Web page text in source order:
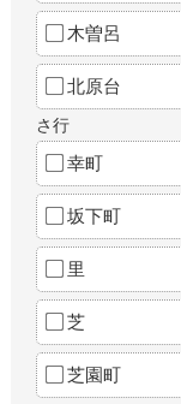
木曽呂
北原台
さ行
幸町
坂下町
里
芝
芝園町